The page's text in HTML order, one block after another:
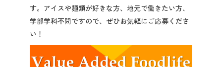
2027年3月卒業予定の方
ぐんま就活ナビについて
す。アイスや麺類が好きな方、地元で働きたい方、
学部学科不問ですので、ぜひお気軽にご応募くださ
い！